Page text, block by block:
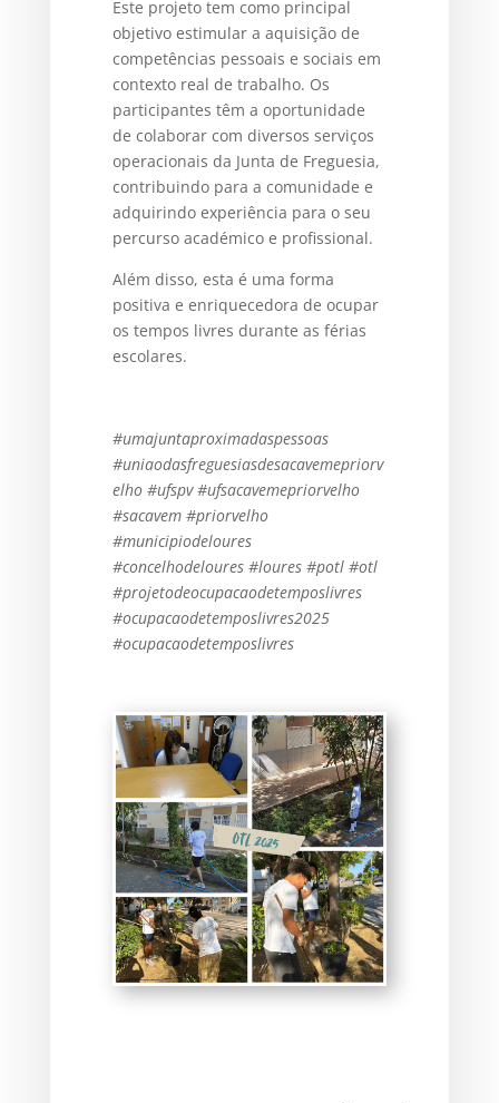
Este projeto tem como principal
objetivo estimular a aquisição de
competências pessoais e sociais em
contexto real de trabalho. Os
participantes têm a oportunidade
de colaborar com diversos serviços
operacionais da Junta de Freguesia,
contribuindo para a comunidade e
adquirindo experiência para o seu
percurso académico e profissional.
Além disso, esta é uma forma
positiva e enriquecedora de ocupar
os tempos livres durante as férias
escolares.
#umajuntaproximadaspessoas
#uniaodasfreguesiasdesacavemepriorv
elho #ufspv #ufsacavemepriorvelho
#sacavem #priorvelho
#municipiodeloures
#concelhodeloures #loures #potl #otl
#projetodeocupacaodetemposlivres
#ocupacaodetemposlivres2025
#ocupacaodetemposlivres